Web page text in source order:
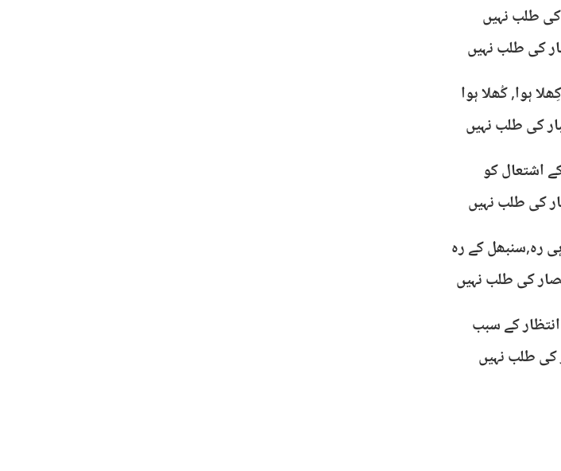
طلب نہیں
کی طلب نہیں
ہوا, کُھلا ہوا
کی طلب نہیں
اشتعال کو
کی طلب نہیں
رہ,سنبھل کے رہ
کی طلب نہیں
کے سبب
کی طلب نہیں